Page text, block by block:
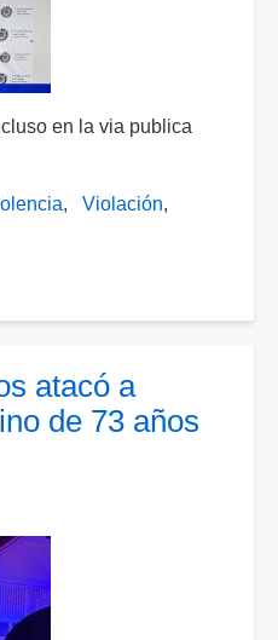
en la via publica
Violación
atacó a
de 73 años